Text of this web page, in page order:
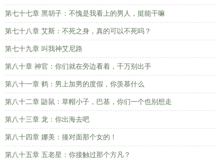
第七十七章 黑胡子：不愧是我看上的男人，挺能干嘛
第七十八章 艾斯：不死之身，真的可以不死吗？
第七十九章 叫我神艾尼路
第八十章 神官：你们就在旁边看着，千万别出手
第八十一章 鹤：男上加男的度假，你羡慕什么
第八十二章 鼯鼠：草帽小子，巴基，你们一个也别想走
第八十三章 龙：你出海去吧
第八十四章 娜美：揍对面那个女的！
第八十五章 五老星：你接触过那个方凡？